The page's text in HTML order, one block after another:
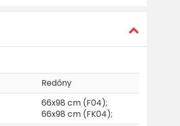
Redőny
66x98 cm (F04);
66x98 cm (FK04);